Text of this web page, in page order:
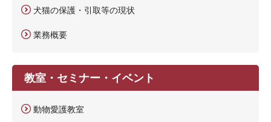
犬猫の保護・引取等の現状
業務概要
教室・セミナー・イベント
動物愛護教室